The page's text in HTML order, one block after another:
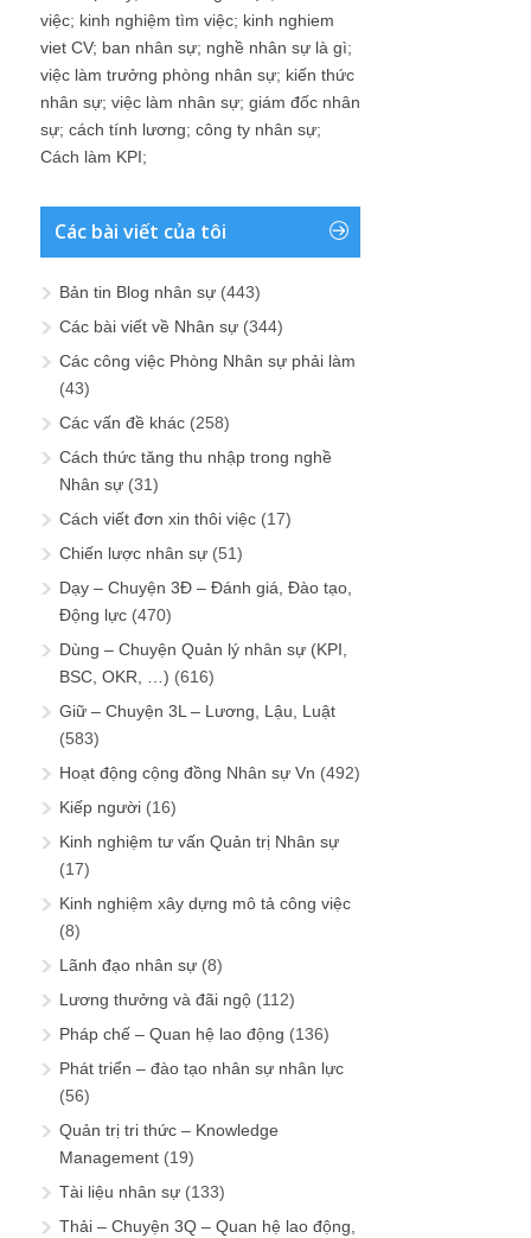
việc; kinh nghiệm tìm việc; kinh nghiem
viet CV; ban nhân sự; nghề nhân sự là gì;
việc làm trưởng phòng nhân sự; kiến thức
nhân sự; việc làm nhân sự; giám đốc nhân
sự; cách tính lương; công ty nhân sự;
Cách làm KPI;
Các bài viết của tôi
Bản tin Blog nhân sự (443)
Các bài viết về Nhân sự (344)
Các công việc Phòng Nhân sự phải làm
(43)
Các vấn đề khác (258)
Cách thức tăng thu nhập trong nghề
Nhân sự (31)
Cách viết đơn xin thôi việc (17)
Chiến lược nhân sự (51)
Dạy – Chuyện 3Đ – Đánh giá, Đào tạo,
Động lực (470)
Dùng – Chuyện Quản lý nhân sự (KPI,
BSC, OKR, …) (616)
Giữ – Chuyện 3L – Lương, Lậu, Luật
(583)
Hoạt động cộng đồng Nhân sự Vn (492)
Kiếp người (16)
Kinh nghiệm tư vấn Quản trị Nhân sự
(17)
Kinh nghiệm xây dựng mô tả công việc
(8)
Lãnh đạo nhân sự (8)
Lương thưởng và đãi ngộ (112)
Pháp chế – Quan hệ lao động (136)
Phát triển – đào tạo nhân sự nhân lực
(56)
Quản trị tri thức – Knowledge
Management (19)
Tài liệu nhân sự (133)
Thải – Chuyện 3Q – Quan hệ lao động,